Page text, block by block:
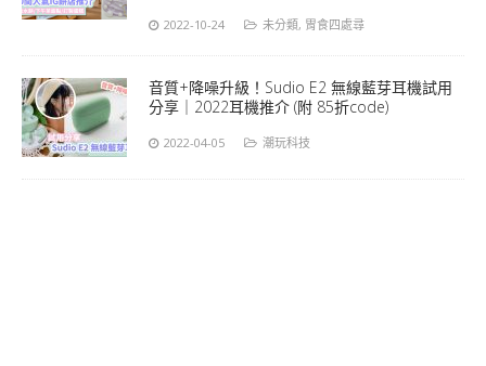
2022-10-24 未分類, 胃食四處尋
音質+降噪升級！Sudio E2 無線藍芽耳機試用
分享｜2022耳機推介 (附 85折code)
2022-04-05 潮玩科技